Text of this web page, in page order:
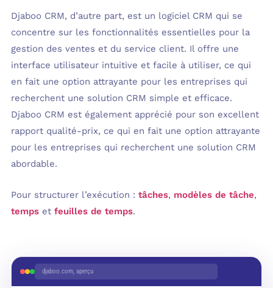
Djaboo CRM, d’autre part, est un logiciel CRM qui se
concentre sur les fonctionnalités essentielles pour la
gestion des ventes et du service client. Il offre une
interface utilisateur intuitive et facile à utiliser, ce qui
en fait une option attrayante pour les entreprises qui
recherchent une solution CRM simple et efficace.
Djaboo CRM est également apprécié pour son excellent
rapport qualité-prix, ce qui en fait une option attrayante
pour les entreprises qui recherchent une solution CRM
abordable.
Pour structurer l’exécution : tâches, modèles de tâche,
temps et feuilles de temps.
djaboo.com, aperçu